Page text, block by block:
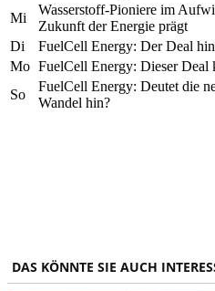
Mi
Wasserstoff-Pioniere im
Zukunft der Energie prägt
Di
FuelCell Energy: Der Deal
Mo FuelCell Energy: Dieser Deal
So
FuelCell Energy: Deutet die
Wandel hin?